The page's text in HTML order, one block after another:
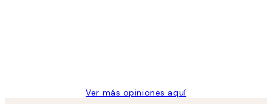
Ver más opiniones aquí